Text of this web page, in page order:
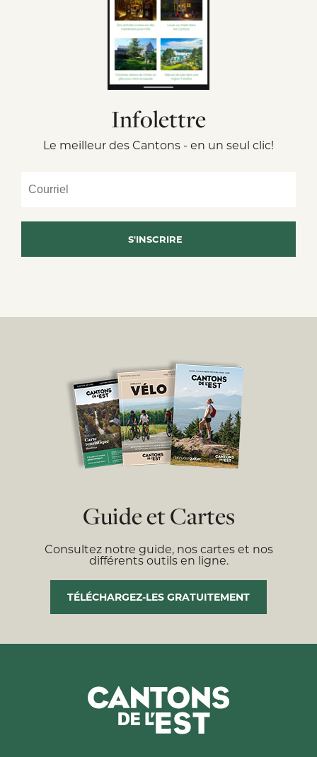
Infolettre
Le meilleur des Cantons - en un seul clic!
Guide et Cartes
Consultez notre guide, nos cartes et nos
différents outils en ligne.
TÉLÉCHARGEZ-LES GRATUITEMENT